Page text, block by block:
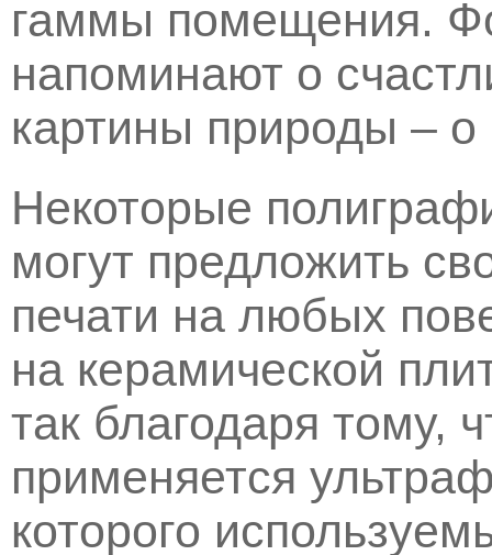
гаммы помещения.
напоминают о
картины природы –
Некоторые
могут предложить
печати на любых
на керамической
так благодаря тому,
применяется
которого